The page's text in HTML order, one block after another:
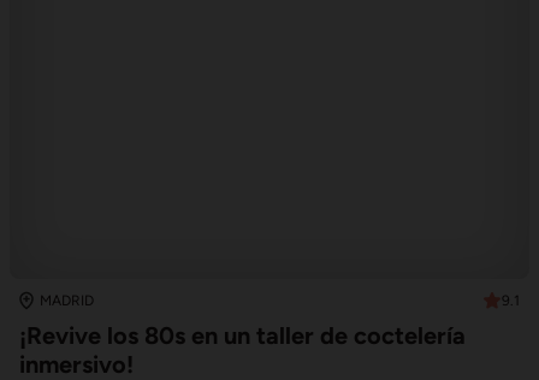
MADRID 9.1
¡Revive los 80s en un taller de coctelería
inmersivo!